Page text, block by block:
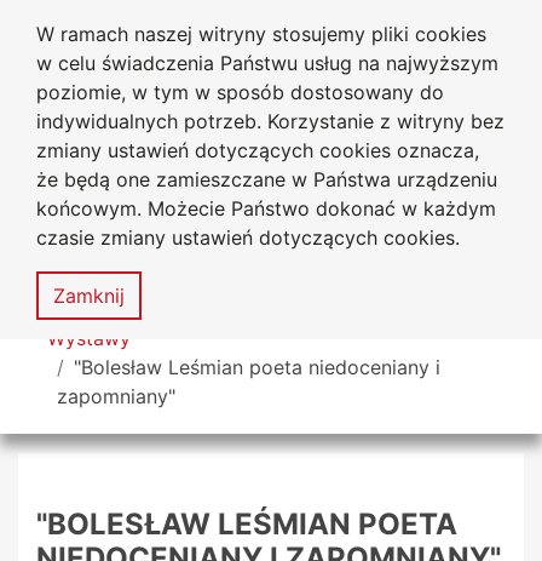
W ramach naszej witryny stosujemy pliki cookies
w celu świadczenia Państwu usług na najwyższym
poziomie, w tym w sposób dostosowany do
indywidualnych potrzeb. Korzystanie z witryny bez
zmiany ustawień dotyczących cookies oznacza,
że będą one zamieszczane w Państwa urządzeniu
końcowym. Możecie Państwo dokonać w każdym
czasie zmiany ustawień dotyczących cookies.
Zamknij
Przejdź do głównego menu
Przejdź do treści
Przejdź do wyszukiwarki
Przejdź do mapy serwisu
Biblioteka Uniwersytecka
Uniwersytetu Jana Długosza
w Częstochowie
Deklaracja
dostępności
Mapa
serwisu
MENU
Tutaj jesteś
Wystawy
"Bolesław Leśmian poeta niedoceniany i
zapomniany"
"BOLESŁAW LEŚMIAN POETA